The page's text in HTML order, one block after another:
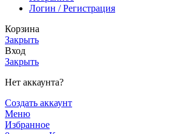
Логин / Регистрация
Корзина
Закрыть
Вход
Закрыть
Нет аккаунта?
Создать аккаунт
Меню
Избранное